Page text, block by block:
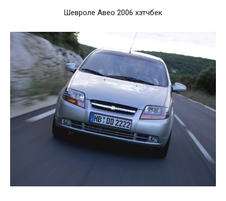
Шевроле Авео 2006 хэтчбек